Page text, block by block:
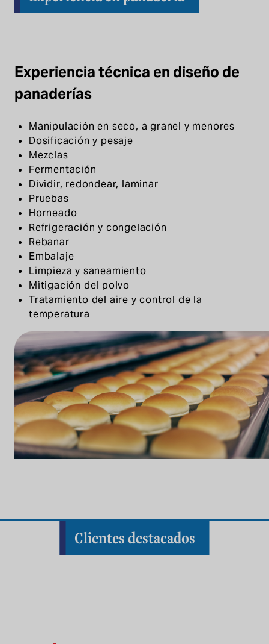
Experiencia técnica en diseño de
panaderías
Manipulación en seco, a granel y menores
Dosificación y pesaje
Mezclas
Fermentación
Dividir, redondear, laminar
Pruebas
Horneado
Refrigeración y congelación
Rebanar
Embalaje
Limpieza y saneamiento
Mitigación del polvo
Tratamiento del aire y control de la
temperatura
Clientes destacados